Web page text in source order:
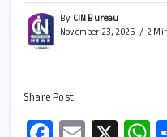
By CIN Bureau
November 23, 2025
2
Share Post: